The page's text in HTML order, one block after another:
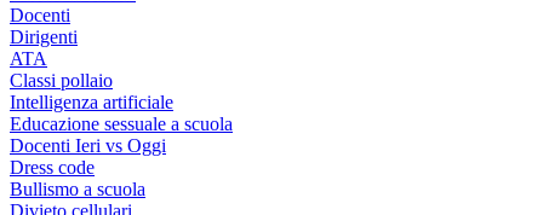
Docenti
Dirigenti
ATA
Classi pollaio
Intelligenza artificiale
Educazione sessuale a scuola
Docenti Ieri vs Oggi
Dress code
Bullismo a scuola
Divieto cellulari